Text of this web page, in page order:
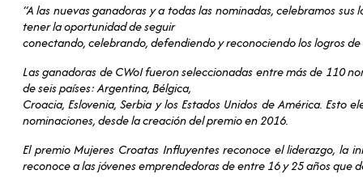
“A las nuevas ganadoras y a todas las nominadas, celebramos
tener la oportunidad de seguir
conectando, celebrando, defendiendo y reconociendo los logros
Las ganadoras de CWoI fueron seleccionadas entre más de 110
de seis países: Argentina, Bélgica,
Croacia, Eslovenia, Serbia y los Estados Unidos de América.
nominaciones, desde la creación del premio en 2016.
El premio Mujeres Croatas Influyentes reconoce el liderazgo, la
reconoce a las jóvenes emprendedoras de entre 16 y 25 años